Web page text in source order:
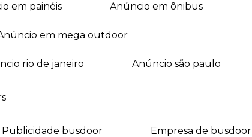
em painéis anúncio em ônibus
anúncio em mega outdoor
rio de janeiro anúncio são paulo
publicidade busdoor empresa de busdoor